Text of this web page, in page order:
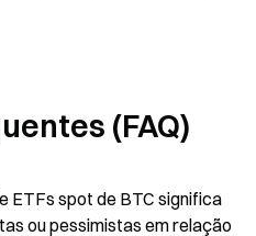
(FAQ)
ETFs spot de BTC significa
ou pessimistas em relação